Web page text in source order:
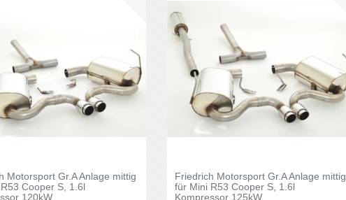
Motorsport Gr.A Anlage mittig
Cooper S, 1.6l
120kW
Friedrich Motorsport Gr.A Anlage mittig
für Mini R53 Cooper S, 1.6l
Kompressor 125kW